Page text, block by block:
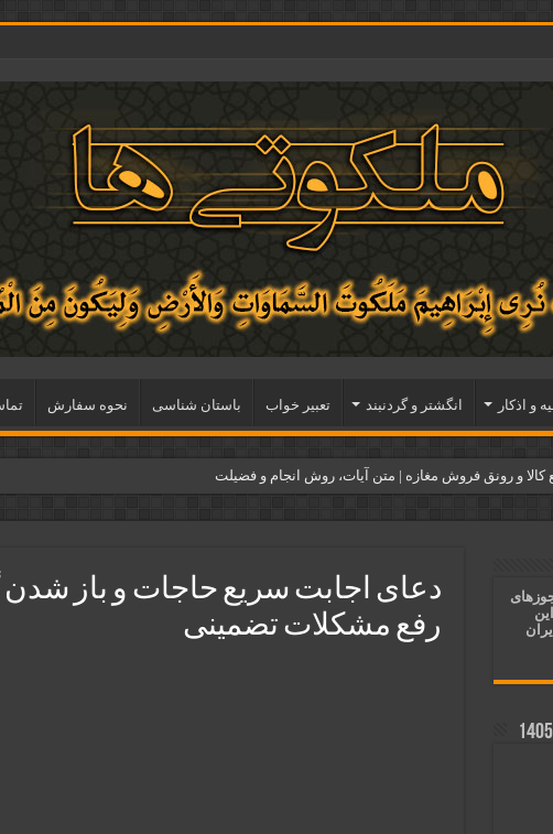
و اذكار انگشتر و گردنبند تعبیر خواب باستان شناسی نحوه سفارش
و رونق فروش مغازه | متن آیات، روش انجام و فضیلت
و آسان شدن کارها و برآورده شدن حاجت
روایی | ذکر اسماء الحسنی برآورده شدن حاجت
دعای اجابت سریع حاجات و باز شدن
رفع مشکلات تضمینی